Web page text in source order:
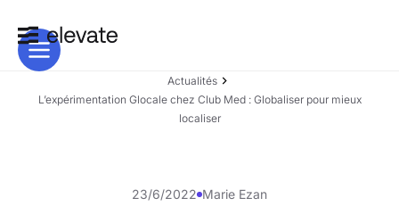
Actualités
L’expérimentation Glocale chez Club Med : Globaliser pour mieux
localiser
23/6/2022 Marie Ezan